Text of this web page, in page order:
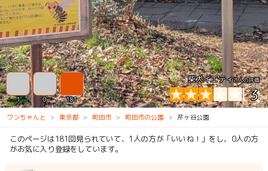
柴犬イエティさんの評価
3
1 0 181
ワンちゃんと 東京都 町田市 町田市の公園 芹ヶ谷公園
このページは181回見られていて、1人の方が「いいね！」をし、0人の方
がお気に入り登録をしています。